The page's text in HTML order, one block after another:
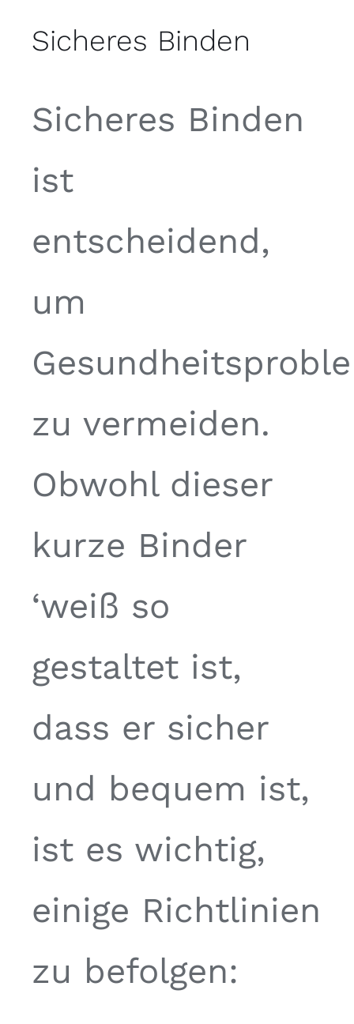
Sicheres Binden
Sicheres Binden
ist
entscheidend,
um
zu vermeiden.
Obwohl dieser
kurze Binder
‘weiß so
gestaltet ist,
dass er sicher
und bequem ist,
ist es wichtig,
einige Richtlinien
zu befolgen: